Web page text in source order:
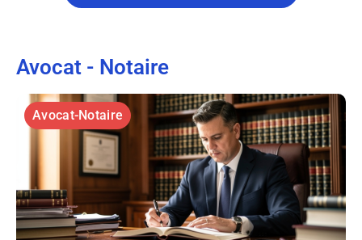
Avocat - Notaire
Avocat-Notaire